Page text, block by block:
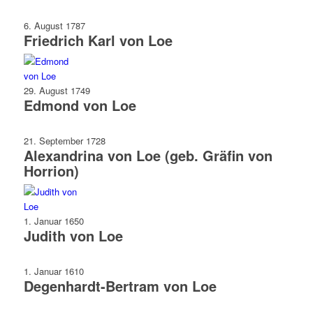
6. August 1787
Friedrich Karl von Loe
29. August 1749
Edmond von Loe
21. September 1728
Alexandrina von Loe (geb. Gräfin von
Horrion)
1. Januar 1650
Judith von Loe
1. Januar 1610
Degenhardt-Bertram von Loe